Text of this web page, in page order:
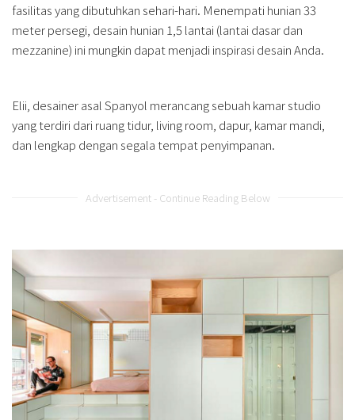
fasilitas yang dibutuhkan sehari-hari. Menempati hunian 33
meter persegi, desain hunian 1,5 lantai (lantai dasar dan
mezzanine) ini mungkin dapat menjadi inspirasi desain Anda.
Elii, desainer asal Spanyol merancang sebuah kamar studio
yang terdiri dari ruang tidur, living room, dapur, kamar mandi,
dan lengkap dengan segala tempat penyimpanan.
Advertisement - Continue Reading Below